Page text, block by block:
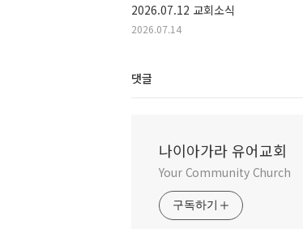
2026.07.12 교회소식
2026.07.14
댓글
나이아가라 유어교회
Your Community Church
구독하기